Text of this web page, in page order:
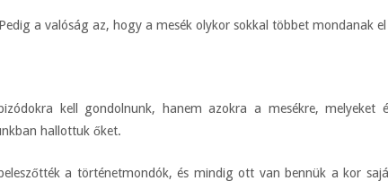
a valóság az, hogy a mesék olykor sokkal többet mondanak
kell gondolnunk, hanem azokra a mesékre, melyeket
hallottuk őket.
a történetmondók, és mindig ott van bennük a kor